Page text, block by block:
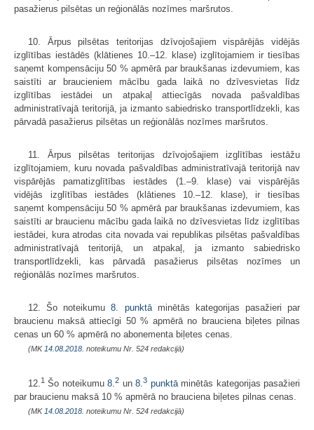
pasažierus pilsētas un reģionālās nozīmes maršrutos.
10. Ārpus pilsētas teritorijas dzīvojošajiem vispārējās vidējās
izglītības iestādēs (klātienes 10.–12. klase) izglītojamiem ir tiesības
saņemt kompensāciju 50 % apmērā par braukšanas izdevumiem, kas
saistīti ar braucieniem mācību gada laikā no dzīvesvietas līdz
izglītības iestādei un atpakaļ attiecīgās novada pašvaldības
administratīvajā teritorijā, ja izmanto sabiedrisko transportlīdzekli, kas
pārvadā pasažierus pilsētas un reģionālās nozīmes maršrutos.
11. Ārpus pilsētas teritorijas dzīvojošajiem izglītības iestāžu
izglītojamiem, kuru novada pašvaldības administratīvajā teritorijā nav
vispārējās pamatizglītības iestādes (1.–9. klase) vai vispārējās
vidējās izglītības iestādes (klātienes 10.–12. klase), ir tiesības
saņemt kompensāciju 50 % apmērā par braukšanas izdevumiem, kas
saistīti ar braucienu mācību gada laikā no dzīvesvietas līdz izglītības
iestādei, kura atrodas cita novada vai republikas pilsētas pašvaldības
administratīvajā teritorijā, un atpakaļ, ja izmanto sabiedrisko
transportlīdzekli, kas pārvadā pasažierus pilsētas nozīmes un
reģionālās nozīmes maršrutos.
12. Šo noteikumu8. punktāminētās kategorijas pasažieri par
braucienu maksā attiecīgi 50 % apmērā no brauciena biļetes pilnas
cenas un 60 % apmērā no abonementa biļetes cenas.
(MK 14.08.2018. noteikumu Nr. 524 redakcijā)
12. 1 Šo noteikumu8.2 un8.3 punktāminētās kategorijas pasažieri
par braucienu maksā 10 % apmērā no brauciena biļetes pilnas cenas.
(MK 14.08.2018. noteikumu Nr. 524 redakcijā)